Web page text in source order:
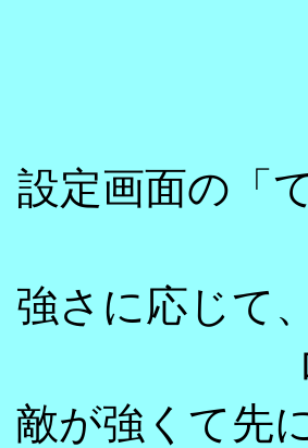
設定画面の「
強さに応じて
敵が強くて先